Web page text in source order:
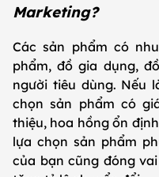
Marketing?
Các sản phẩm có
phẩm, đồ gia dụng,
người tiêu dùng. Nếu
chọn sản phẩm có
thiệu, hoa hồng ổn
lựa chọn sản phẩm
của bạn cũng đóng